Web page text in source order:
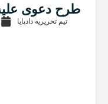
طرح دعوی
تیم تحریریه دادپایا